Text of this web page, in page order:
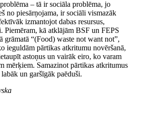
– tā ir sociāla problēma, jo
no piesārņojama, ir sociāli vismazāk
izmantojot dabas resursus,
Piemēram, kā atklājām BSF un FEPS
grāmatā “(Food) waste not want not”,
ieguldām pārtikas atkritumu novēršanā,
astoņus un vairāk eiro, ko varam
mērķiem. Samazinot pārtikas atkritumus
un garšīgāk paēduši.